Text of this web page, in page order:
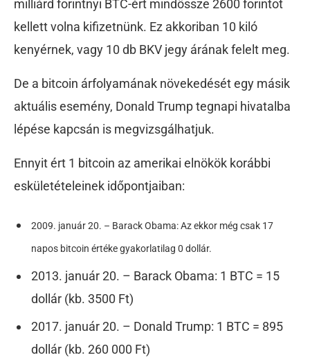
milliárd forintnyi BTC-ért mindössze 2600 forintot
kellett volna kifizetnünk. Ez akkoriban 10 kiló
kenyérnek, vagy 10 db BKV jegy árának felelt meg.
De a bitcoin árfolyamának növekedését egy másik
aktuális esemény, Donald Trump tegnapi hivatalba
lépése kapcsán is megvizsgálhatjuk.
Ennyit ért 1 bitcoin az amerikai elnökök korábbi
eskületételeinek időpontjaiban:
2009. január 20. – Barack Obama: Az ekkor még csak 17
napos bitcoin értéke gyakorlatilag 0 dollár.
2013. január 20. – Barack Obama: 1 BTC = 15
dollár (kb. 3500 Ft)
2017. január 20. – Donald Trump: 1 BTC = 895
dollár (kb. 260 000 Ft)